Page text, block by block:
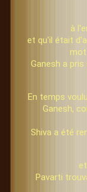
à
et qu'il était
Ganesh a
En temps
Ganesh,
Shiva a été
Pavarti